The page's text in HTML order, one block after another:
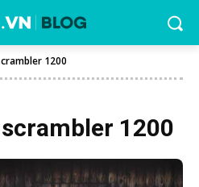
1200
1200